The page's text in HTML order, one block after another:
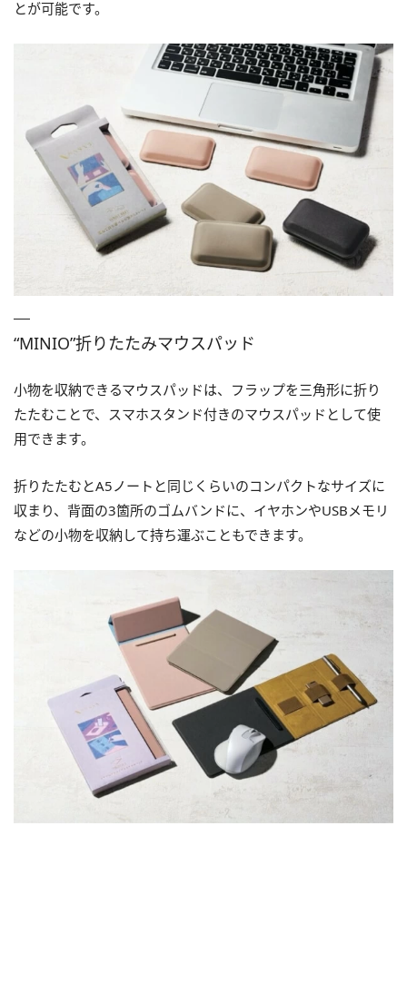
とが可能です。
“MINIO”折りたたみマウスパッド
小物を収納できるマウスパッドは、フラップを三角形に折り
たたむことで、スマホスタンド付きのマウスパッドとして使
用できます。
折りたたむとA5ノートと同じくらいのコンパクトなサイズに
収まり、背面の3箇所のゴムバンドに、イヤホンやUSBメモリ
などの小物を収納して持ち運ぶこともできます。